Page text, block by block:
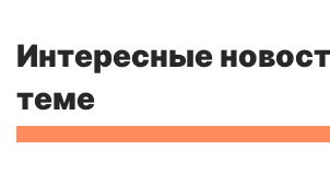
Интересные
теме